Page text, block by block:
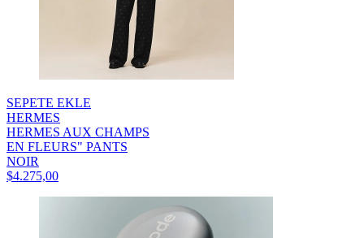
SEPETE EKLE
HERMES
HERMES AUX CHAMPS
EN FLEURS" PANTS
NOIR
$4.275,00